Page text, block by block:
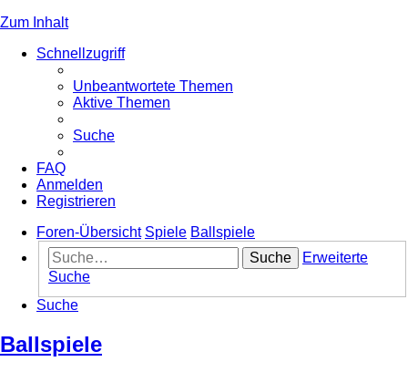
Zum Inhalt
Schnellzugriff
Unbeantwortete Themen
Aktive Themen
Suche
FAQ
Anmelden
Registrieren
Foren-Übersicht Spiele Ballspiele
Suche
Erweiterte
Suche
Suche
Ballspiele